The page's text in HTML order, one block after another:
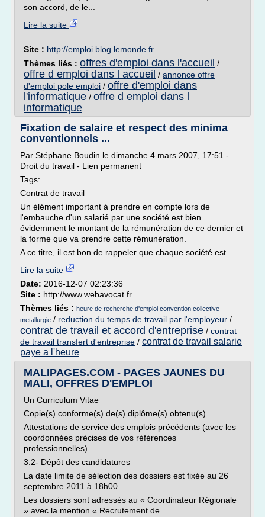
son accord, de le...
Lire la suite
Site : http://emploi.blog.lemonde.fr
Thèmes liés : offres d'emploi dans l'accueil /
offre d emploi dans l accueil / annonce offre
d'emploi pole emploi / offre d'emploi dans
l'informatique / offre d emploi dans l
informatique
Fixation de salaire et respect des minima
conventionnels ...
Par Stéphane Boudin le dimanche 4 mars 2007, 17:51 -
Droit du travail - Lien permanent
Tags:
Contrat de travail
Un élément important à prendre en compte lors de
l'embauche d'un salarié par une société est bien
évidemment le montant de la rémunération de ce dernier et
la forme que va prendre cette rémunération.
A ce titre, il est bon de rappeler que chaque société est...
Lire la suite
Date: 2016-12-07 02:23:36
Site : http://www.webavocat.fr
Thèmes liés : heure de recherche d'emploi convention collective
metallurgie / reduction du temps de travail par l'employeur /
contrat de travail et accord d'entreprise / contrat
de travail transfert d'entreprise / contrat de travail salarie
paye a l'heure
MALIPAGES.COM - PAGES JAUNES DU
MALI, OFFRES D'EMPLOI
Un Curriculum Vitae
Copie(s) conforme(s) de(s) diplôme(s) obtenu(s)
Attestations de service des emplois précédents (avec les
coordonnées précises de vos références
professionnelles)
3.2- Dépôt des candidatures
La date limite de sélection des dossiers est fixée au 26
septembre 2011 à 18h00.
Les dossiers sont adressés au « Coordinateur Régionale
» avec la mention « Recrutement de...